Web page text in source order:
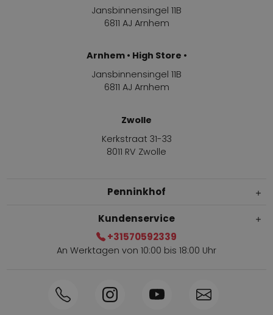
Jansbinnensingel 11B
6811 AJ Arnhem
Arnhem • High Store •
Jansbinnensingel 11B
6811 AJ Arnhem
Zwolle
Kerkstraat 31-33
8011 RV Zwolle
Penninkhof
Innerhalb von 1-3 Tagen geliefert
Kundenservice
+31570592339
An Werktagen von 10:00 bis 18:00 Uhr